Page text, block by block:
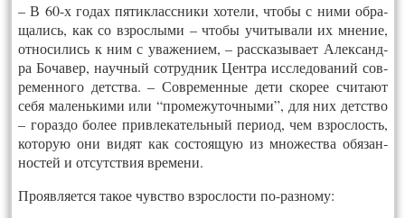
– В 60-х го­дах пя­тик­ласс­ни­ки хо­тели, что­бы с ни­ми об­ра­
щались, как со взрос­лы­ми – что­бы учи­тыва­ли их мне­ние,
от­но­сились к ним с ува­жени­ем, – расс­ка­зыва­ет Алек­санд­
ра Бо­чавер, на­уч­ный сот­рудник Цент­ра исс­ле­дова­ний сов­
ре­мен­но­го детс­тва. – Сов­ре­мен­ные де­ти ско­рее счи­та­ют
се­бя ма­лень­ки­ми или “про­межу­точ­ны­ми”, для них детс­тво
– го­раз­до бо­лее прив­ле­катель­ный пе­ри­од, чем взрос­лость,
ко­торую они ви­дят как сос­то­ящую из мно­жест­ва обя­зан­
ностей и от­сутс­твия вре­мени.
Про­яв­ля­ет­ся та­кое чувс­тво взрос­лости по-раз­но­му: